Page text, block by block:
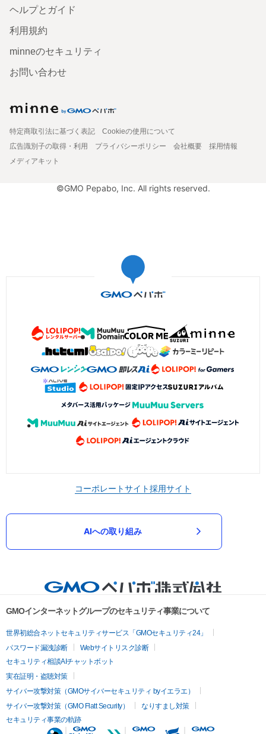
ヘルプとガイド
利用規約
minneのセキュリティ
お問い合わせ
特定商取引法に基づく表記
Cookieの使用について
広告識別子の取得・利用
プライバシーポリシー 会社概要
採用情報
メディアキット
©GMO Pepabo, Inc. All rights reserved.
コーポレートサイト採用サイト
AIへの取り組み
GMOインターネットグループのセキュリティ事業について
世界初総合ネットセキュリティサービス「GMOセキュリティ24」
パスワード漏洩診断
Webサイトリスク診断
セキュリティ相談AIチャットボット
実在証明・盗聴対策
サイバー攻撃対策（GMOサイバーセキュリティ byイエラエ）
サイバー攻撃対策（GMO Flatt Security）
なりすまし対策
セキュリティ事業の軌跡